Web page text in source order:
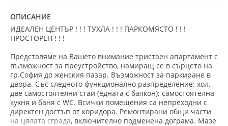
ОПИСАНИЕ
ИДЕАЛЕН ЦЕНТЪР ! ! ! ТУХЛА ! ! ! ПАРКОМЯСТО ! ! !
ПРОСТОРЕН ! ! !
Представяме на Вашето внимание тристаен апартамент с
възможност за преустройство, намиращ се в сърцето на
гр.София до женския пазар. Възможност за паркиране в
двора. Със следното функционално разпределение: хол,
две самостоятелни стаи (едната с балкон); самостоятелна
кухня и баня с WC. Всички помещения са непреходни с
директен достъп от коридора. Ремонтирани общи части
на цялата сграда, включително подменена дограма. Мазе